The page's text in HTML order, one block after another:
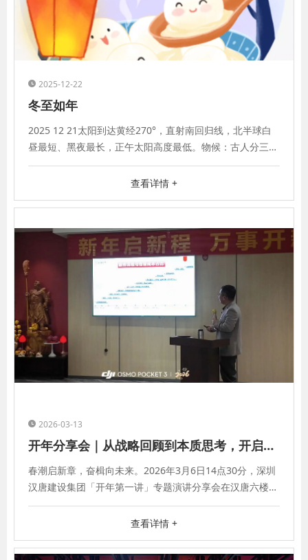
2025-12-22
冬至如年
2025 12 21太阳到达黄经270°，直射南回归线，北半球白
昼最短、黑夜最长，正午太阳高度最低。物候：古人分三候
——蚯蚓结（阴气盛，蚯蚓蜷
查看详情 +
2026-03-13
开年分享会｜从战略回顾到本质思考，开启汉唐2026新篇
春潮启新章，奋楫向未来。2026年3月6日14点30分，深圳
汉唐建设集团「开年第一讲」专题演讲分享会在汉唐六楼展
厅圆满落幕。行业大咖、企业创
查看详情 +